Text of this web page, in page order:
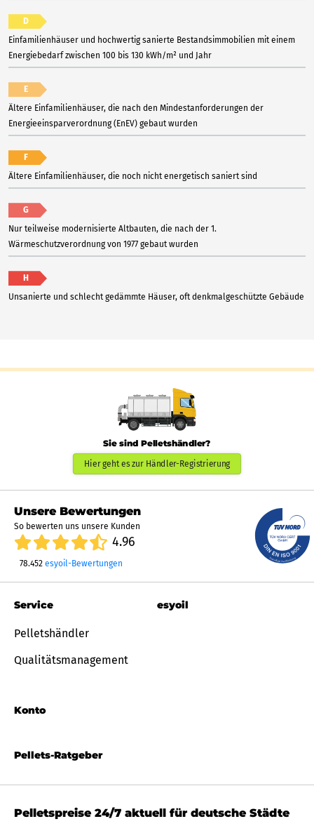
D
Einfamilienhäuser und hochwertig sanierte Bestandsimmobilien mit einem
Energiebedarf zwischen 100 bis 130 kWh/m² und Jahr
E
Ältere Einfamilienhäuser, die nach den Mindestanforderungen der
Energieeinsparverordnung (EnEV) gebaut wurden
F
Ältere Einfamilienhäuser, die noch nicht energetisch saniert sind
G
Nur teilweise modernisierte Altbauten, die nach der 1.
Wärmeschutzverordnung von 1977 gebaut wurden
H
Unsanierte und schlecht gedämmte Häuser, oft denkmalgeschützte Gebäude
Sie sind Pelletshändler?
Hier geht es zur Händler-Registrierung
Unsere Bewertungen
So bewerten uns unsere Kunden
4.96
78.452 esyoil-Bewertungen
Pellets-Ratgeber
Service
Pelletshändler
Qualitätsmanagement
Konto
esyoil
Pelletspreise 24/7 aktuell für deutsche Städte